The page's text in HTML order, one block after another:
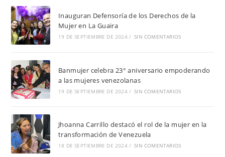
Inauguran Defensoría de los Derechos de la
Mujer en La Guaira
19 DE SEPTIEMBRE DE 2024 / SIN COMENTARIOS
Banmujer celebra 23° aniversario empoderando
a las mujeres venezolanas
19 DE SEPTIEMBRE DE 2024 / SIN COMENTARIOS
Jhoanna Carrillo destacó el rol de la mujer en la
transformación de Venezuela
18 DE SEPTIEMBRE DE 2024 / SIN COMENTARIOS